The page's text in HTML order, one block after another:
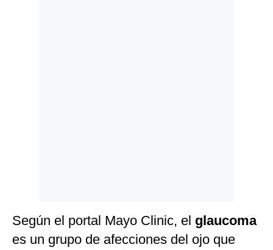
Según el portal Mayo Clinic, el glaucoma
es un grupo de afecciones del ojo que